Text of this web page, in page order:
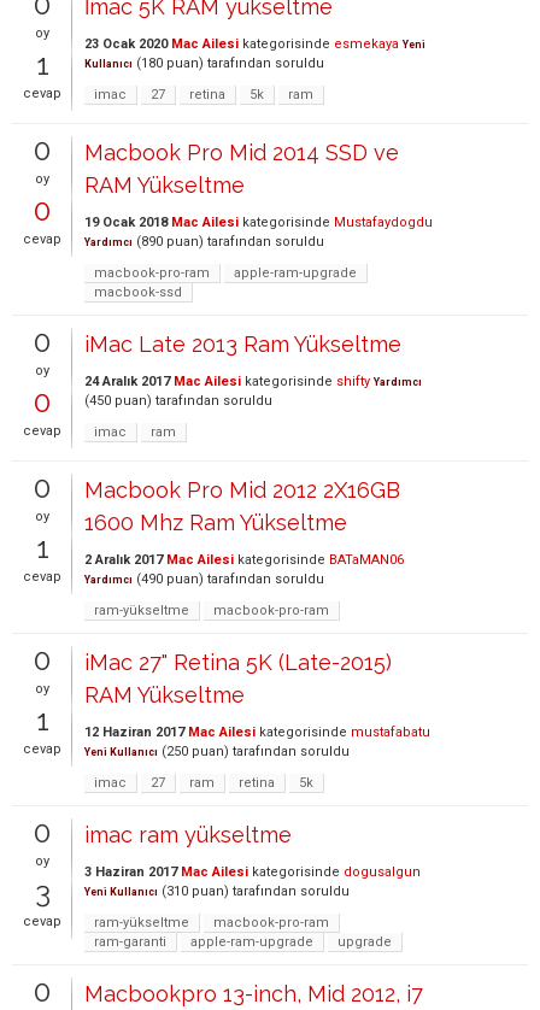
oy
1
cevap
İmac 5K RAM yükseltme
23 Ocak 2020 Mac Ailesi kategorisinde esmekaya Yeni
Kullanıcı (180 puan) tarafından soruldu
imac
27 retina 5k ram
0
oy
0
cevap
Macbook Pro Mid 2014 SSD ve
RAM Yükseltme
19 Ocak 2018 Mac Ailesi kategorisinde Mustafaydogdu
Yardımcı (890 puan) tarafından soruldu
macbook-pro-ram
apple-ram-upgrade
macbook-ssd
0
oy
0
cevap
iMac Late 2013 Ram Yükseltme
24 Aralık 2017 Mac Ailesi kategorisinde shifty Yardımcı
(450 puan) tarafından soruldu
imac
ram
0
oy
1
cevap
Macbook Pro Mid 2012 2X16GB
1600 Mhz Ram Yükseltme
2 Aralık 2017 Mac Ailesi kategorisinde BATaMAN06
Yardımcı (490 puan) tarafından soruldu
ram-yükseltme
macbook-pro-ram
0
oy
1
cevap
iMac 27" Retina 5K (Late-2015)
RAM Yükseltme
12 Haziran 2017 Mac Ailesi kategorisinde mustafabatu
Yeni Kullanıcı (250 puan) tarafından soruldu
imac
27 ram retina 5k
0
oy
3
cevap
imac ram yükseltme
3 Haziran 2017 Mac Ailesi kategorisinde dogusalgun
Yeni Kullanıcı (310 puan) tarafından soruldu
ram-yükseltme
macbook-pro-ram
ram-garanti
apple-ram-upgrade upgrade
0
Macbookpro 13-inch, Mid 2012, i7